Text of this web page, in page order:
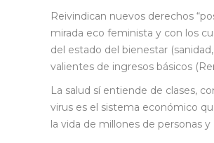
Reivindican nuevos derechos
mirada eco feminista y con los
del estado del bienestar
valientes de ingresos básicos
La salud sí entiende de clases,
virus es el sistema económico
la vida de millones de personas y